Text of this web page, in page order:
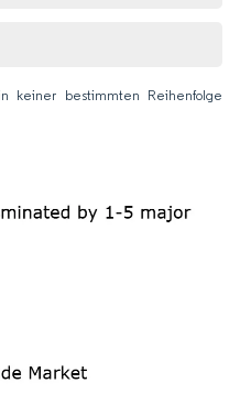
keiner bestimmten Reihenfolge